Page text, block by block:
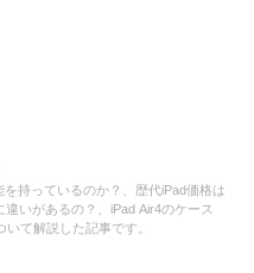
持っているのか？、歴代iPad価格は
いがあるの？、iPad Air4のケース
て解説した記事です。